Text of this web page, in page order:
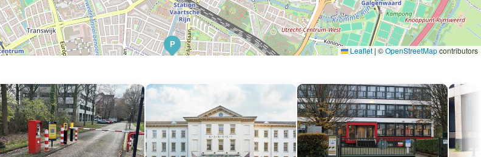
P
Leaflet | ©OpenStreetMapcontributors